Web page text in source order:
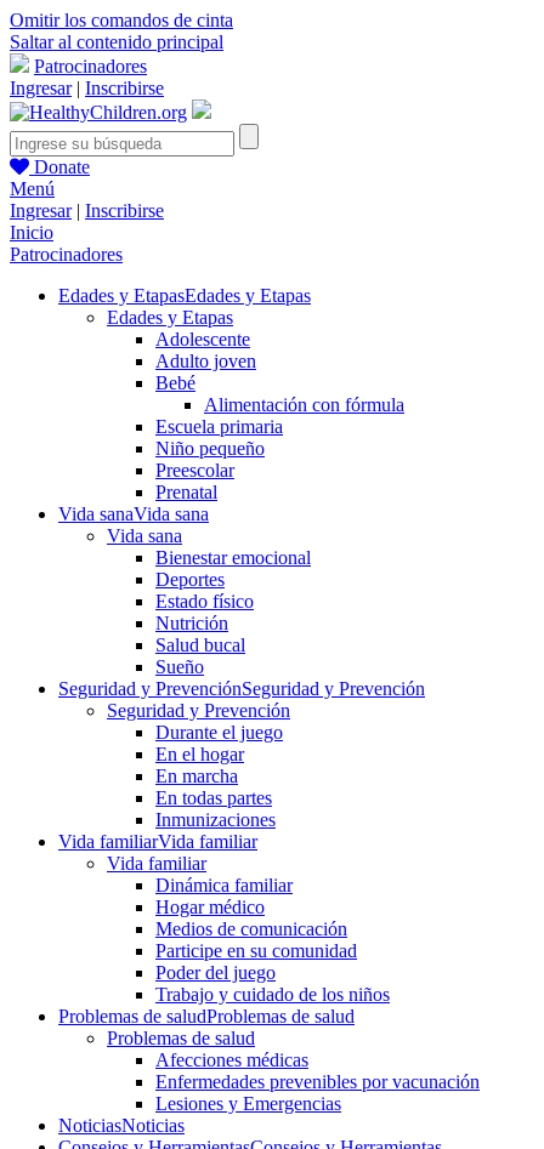
Omitir los comandos de cinta
Saltar al contenido principal
Patrocinadores
Ingresar| Inscribirse
Donate
Menú
Ingresar| Inscribirse
Inicio
Patrocinadores
Edades y EtapasEdades y Etapas
Edades y Etapas
Adolescente
Adulto joven
Bebé
Alimentación con fórmula
Escuela primaria
Niño pequeño
Preescolar
Prenatal
Vida sanaVida sana
Vida sana
Bienestar emocional
Deportes
Estado físico
Nutrición
Salud bucal
Sueño
Seguridad y PrevenciónSeguridad y Prevención
Seguridad y Prevención
Durante el juego
En el hogar
En marcha
En todas partes
Inmunizaciones
Vida familiarVida familiar
Vida familiar
Dinámica familiar
Hogar médico
Medios de comunicación
Participe en su comunidad
Poder del juego
Trabajo y cuidado de los niños
Problemas de saludProblemas de salud
Problemas de salud
Afecciones médicas
Enfermedades prevenibles por vacunación
Lesiones y Emergencias
NoticiasNoticias